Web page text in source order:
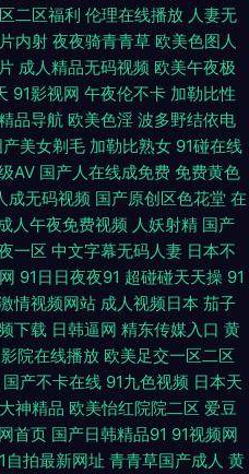
超碰夫妻打炮 东京热亚洲色图 日韩3
夜福利 韩日无码A 日韩偷拍第一页
丁香导航 白丝美女爆乳视频 国产日
91视频手机在线 成人A大片 黄色网址
费在线 操素人妻 国产色网 久久肏你
丁香五月天人体 激情伊人都市激情
97在线视 成人免费毛 国内自拍视频
网址 国产盗摄一二三区 欧美日性爱炮
艹 91天堂网com 福利电影加勒比 九
二区福利 伦理在线播放 人妻无
内射 夜夜骑青青草 欧美色图人
成人精品无码视频 欧美午夜极
91影视网 午夜伦不卡 加勒比性
品导航 欧美色淫 波多野结依电
美女剃毛 加勒比熟女 91碰在线
AV 国产人在线成免费 免费黄色
成无码视频 国产原创区色花堂 在
成人午夜免费视频 人妖射精 国产
一区 中文字幕无码人妻 日本不
91日日夜夜91 超碰碰天天操 91
情视频网站 成人视频日本 茄子
下载 日韩逼网 精东传媒入口 黄
院在线播放 欧美足交一区二区
国产不卡在线 91九色视频 日本天
神精品 欧美怡红院院二区 爱豆
首页 国产日韩精品91 91视频网
自拍最新网址 青青草国产成人 黄